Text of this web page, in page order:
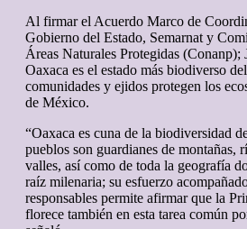
Al firmar el Acuerdo Marco de
Gobierno del Estado, Semarnat y
Áreas Naturales Protegidas (Conanp);
Oaxaca es el estado más biodiverso
comunidades y ejidos protegen los
de México.
“Oaxaca es cuna de la biodiversidad
pueblos son guardianes de montañas,
valles, así como de toda la geografía
raíz milenaria; su esfuerzo
responsables permite afirmar que la
florece también en esta tarea común